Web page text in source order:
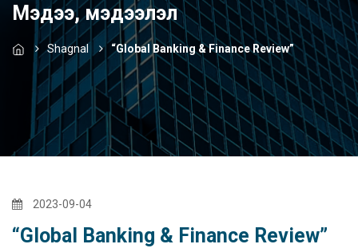
Мэдээ, мэдээлэл
Shagnal “Global Banking & Finance Review”
2023-09-04
“Global Banking & Finance Review”